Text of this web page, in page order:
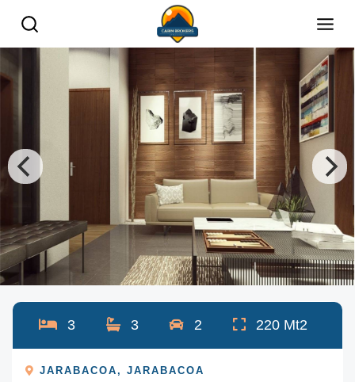
3 3 2 220 Mt2
JARABACOA ,JARABACOA